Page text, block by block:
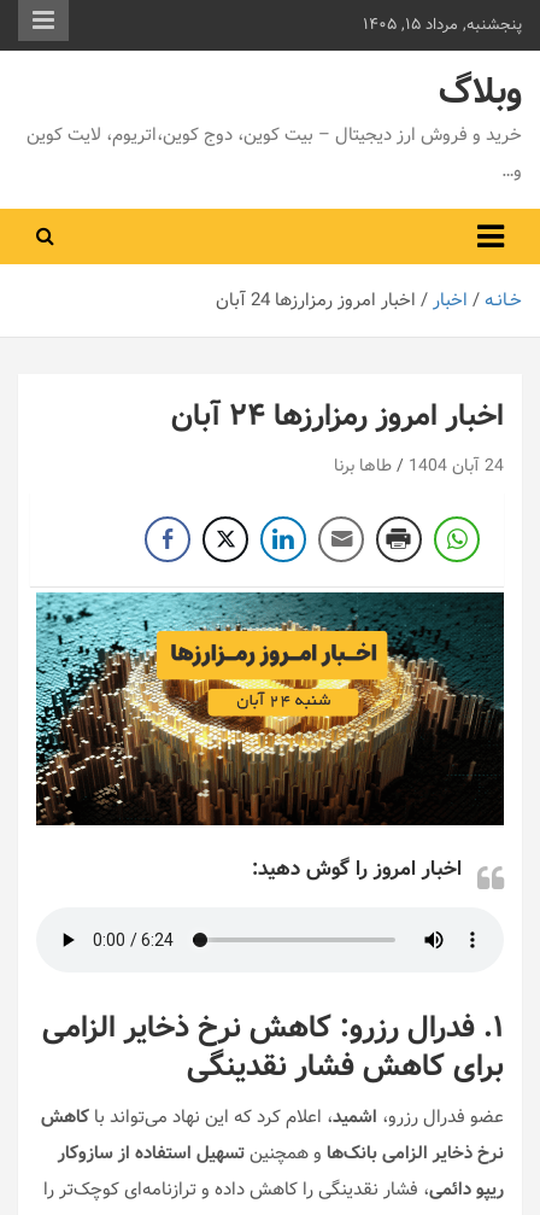
محتوا
بروید
پنجشنبه, مرداد ۱۵, ۱۴۰۵
وبلاگ
خرید و فروش ارز دیجیتال – بیت کوین، دوج کوین،اتریوم، لایت کوین
و…
خـانـه اخبار اخبار امروز رمزارزها 24 آبان
اخبار امروز رمزارزها ۲۴ آبان
24 آبان 1404 طاها برنا
اخبار امروز را گوش دهید:
۱. فدرال رزرو: کاهش نرخ ذخایر الزامی
برای کاهش فشار نقدینگی
عضو فدرال رزرو، اشمید، اعلام کرد که این نهاد می‌تواند با کاهش
نرخ ذخایر الزامی بانک‌ها و همچنینتسهیل استفاده از سازوکار
ریپو دائمی، فشار نقدینگی را کاهش داده و ترازنامه‌ای کوچک‌تر را